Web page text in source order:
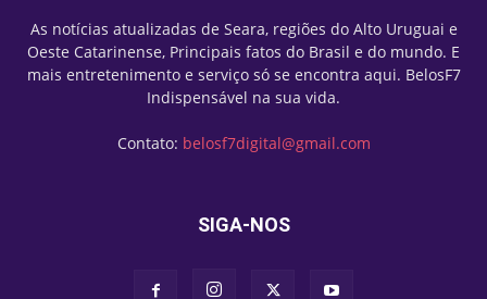
As notícias atualizadas de Seara, regiões do Alto Uruguai e
Oeste Catarinense, Principais fatos do Brasil e do mundo. E
mais entretenimento e serviço só se encontra aqui. BelosF7
Indispensável na sua vida.
Contato: belosf7digital@gmail.com
SIGA-NOS